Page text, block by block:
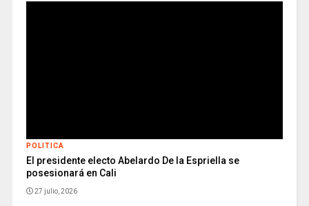
POLITICA
El presidente electo Abelardo De la Espriella se
posesionará en Cali
27 julio, 2026